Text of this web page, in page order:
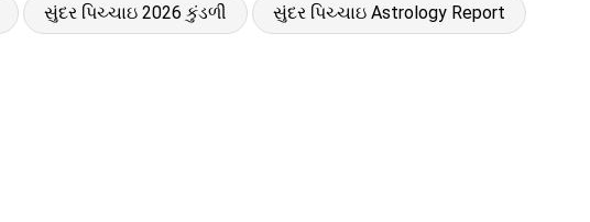
સુંદર પિચ્ચાઇ 2026 કુંડળી સુંદર પિચ્ચાઇ Astrology Report